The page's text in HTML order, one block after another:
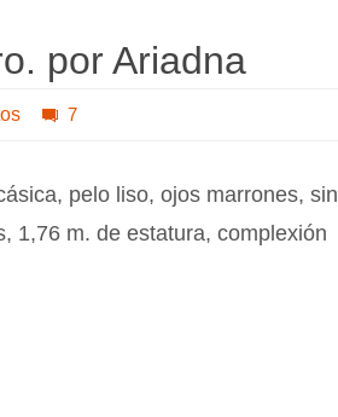
por Ariadna
7
pelo liso, ojos marrones, sin
1,76 m. de estatura, complexión